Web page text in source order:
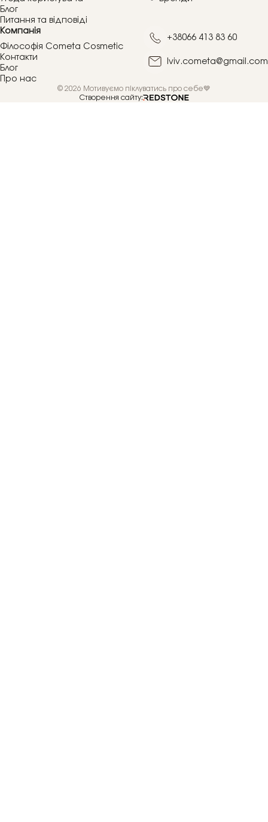
Блог
Питання та відповіді
Компанія
Філософія Cometa Cosmetic
Контакти
Блог
Про нас
+38066 413 83 60
lviv.cometa@gmail.com
© 2026 Мотивуємо піклуватись про себе💙
Створення сайту: